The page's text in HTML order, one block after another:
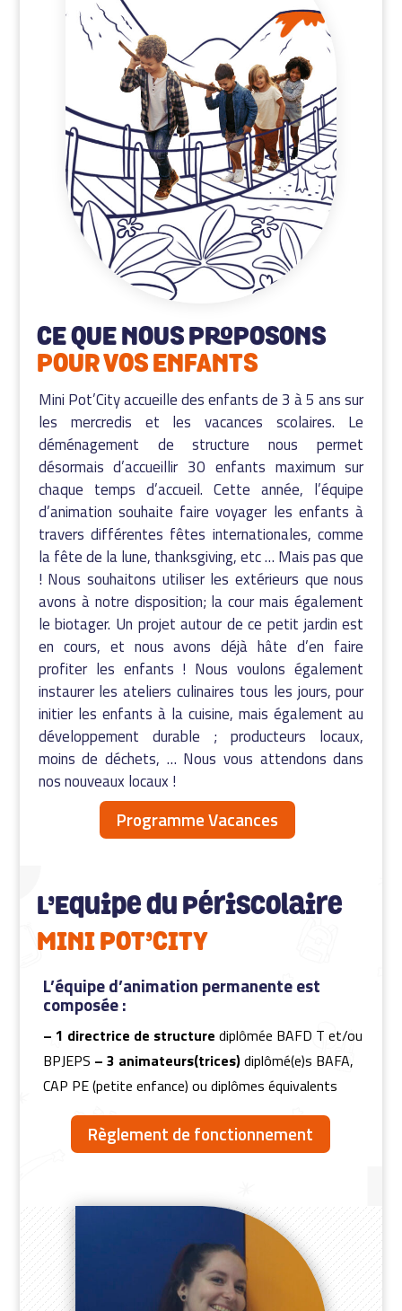
CE QUE NOUS PROPOSONS
POUR VOS ENFANTS
Mini Pot’City accueille des enfants de 3 à 5 ans sur
les mercredis et les vacances scolaires. Le
déménagement de structure nous permet
désormais d’accueillir 30 enfants maximum sur
chaque temps d’accueil. Cette année, l’équipe
d’animation souhaite faire voyager les enfants à
travers différentes fêtes internationales, comme
la fête de la lune, thanksgiving, etc … Mais pas que
! Nous souhaitons utiliser les extérieurs que nous
avons à notre disposition; la cour mais également
le biotager. Un projet autour de ce petit jardin est
en cours, et nous avons déjà hâte d’en faire
profiter les enfants ! Nous voulons également
instaurer les ateliers culinaires tous les jours, pour
initier les enfants à la cuisine, mais également au
développement durable ; producteurs locaux,
moins de déchets, … Nous vous attendons dans
nos nouveaux locaux !
Programme Vacances
L’Equipe du Périscolaire
MINI POT’CITY
L’équipe d’animation permanente est
composée :
– 1 directrice de structure diplômée BAFD T et/ou
BPJEPS – 3 animateurs(trices)diplômé(e)s BAFA,
CAP PE (petite enfance) ou diplômes équivalents
Règlement de fonctionnement